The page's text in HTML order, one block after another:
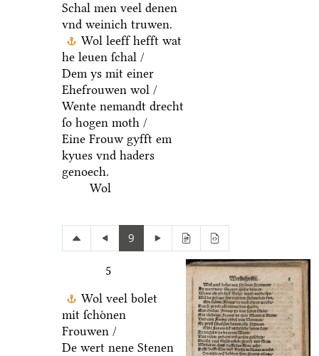
Schal men veel denen
vnd weinich truwen.
Wol leeff hefft wat
he leuen ſchal /
Dem ys mit einer
Ehefrouwen wol /
Wente nemandt drecht
ſo hogen moth /
Eine Frouw gyfft em
kyues vnd haders
genoech.
Wol
9
5
Wol veel bolet
mit ſchoͤnen
Frouwen /
De wert nene Stenen